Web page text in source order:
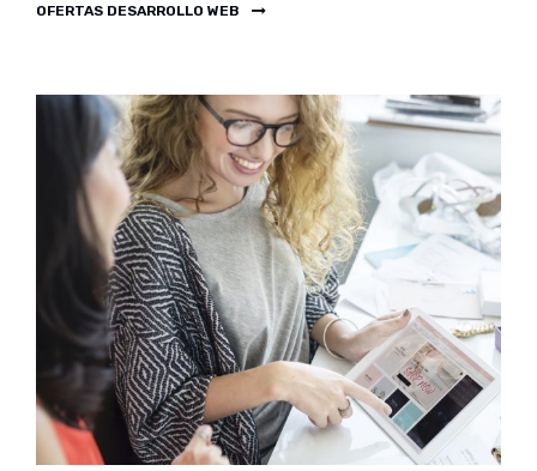
OFERTAS DESARROLLO WEB